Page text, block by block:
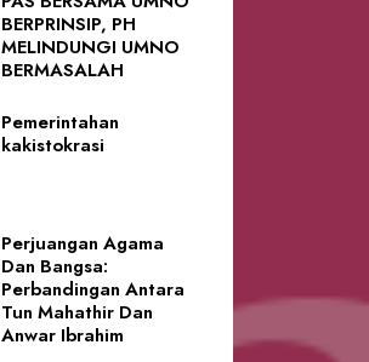
BERPRINSIP, PH
MELINDUNGI UMNO
BERMASALAH
Pemerintahan
kakistokrasi
Perjuangan Agama
Dan Bangsa:
Perbandingan Antara
Tun Mahathir Dan
Anwar Ibrahim